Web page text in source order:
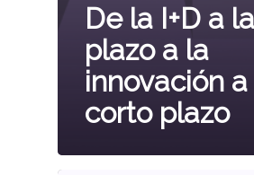
De la I+D a
plazo a la
innovación a
corto plazo